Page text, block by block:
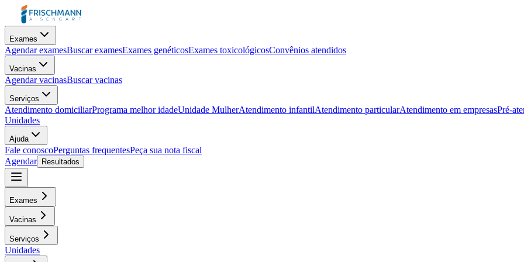
Exames
Agendar examesBuscar examesExames genéticosExames toxicológicosConvênios atendidos
Vacinas
Agendar vacinasBuscar vacinas
Serviços
Atendimento domiciliarPrograma melhor idadeUnidade MulherAtendimento infantilAtendimento particularAtendimento em empresasPré-
Unidades
Ajuda
Fale conoscoPerguntas frequentesPeça sua nota fiscal
Agendar
Resultados
Exames
Vacinas
Serviços
Unidades